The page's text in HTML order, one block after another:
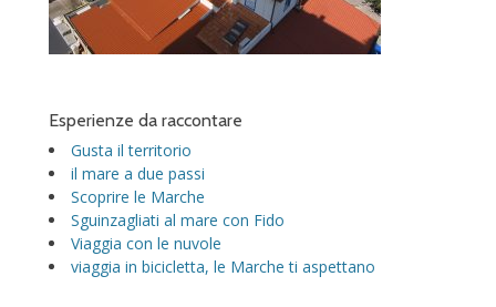
Esperienze da raccontare
Gusta il territorio
il mare a due passi
Scoprire le Marche
Sguinzagliati al mare con Fido
Viaggia con le nuvole
viaggia in bicicletta, le Marche ti aspettano